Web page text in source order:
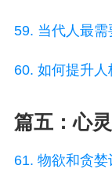
59. 当代人最需
60. 如何提升人
篇五：心
61. 物欲和贪婪